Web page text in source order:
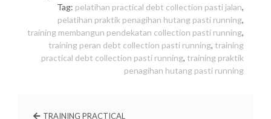
Tag: pelatihan practical debt collection pasti jalan,
pelatihan praktik penagihan hutang pasti running,
training membangun pendekatan collection pasti running,
training peran debt collection pasti running, training
practical debt collection pasti running, training praktik
penagihan hutang pasti running
TRAINING PRACTICAL